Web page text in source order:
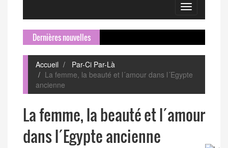
Toggle
navigation
Dernières nouvelles
Accueil
Par-Ci Par-Là
La femme, la beauté et l´amour dans l´Egypte
ancienne
La femme, la beauté et l´amour
dans l´Egypte ancienne